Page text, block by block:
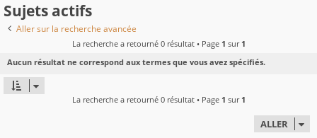
Sujets actifs
Aller sur la recherche avancée
La recherche a retourné 0 résultat • Page 1 sur 1
Aucun résultat ne correspond aux termes que vous avez spécifiés.
La recherche a retourné 0 résultat • Page 1 sur 1
ALLER